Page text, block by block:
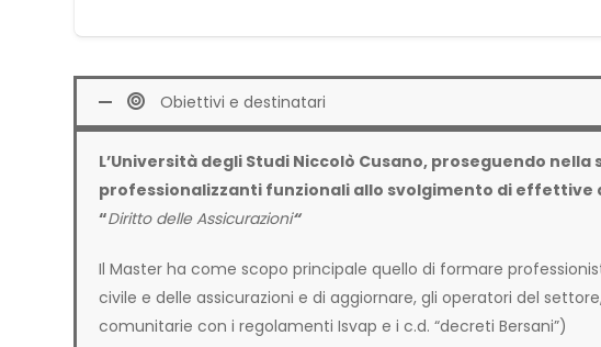
Obiettivi e destinatari
L’Università degli Studi Niccolò Cusano, proseguendo
professionalizzanti funzionali allo svolgimento di effettive
“Diritto delle Assicurazioni“
Il Master ha come scopo principale quello di formare
civile e delle assicurazioni e di aggiornare, gli operatori del
comunitarie con i regolamenti Isvap e i c.d. “decreti Bersani”)